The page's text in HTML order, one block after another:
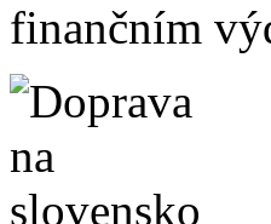
finančním